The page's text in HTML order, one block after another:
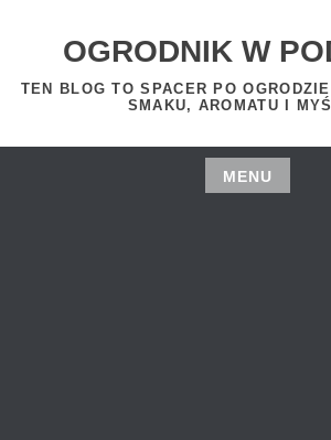
OGRODNIK W
TEN BLOG TO SPACER PO
SMAKU, AROMATU I
MENU